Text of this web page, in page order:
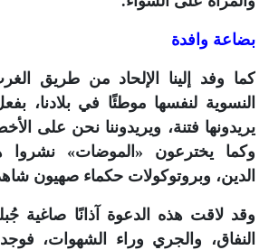
بضاعة وافدة
كما وفد إلينا الإلحاد من طريق
النسوية لنفسها موطئًا في بلادنا،
يريدونها فتنة، ويريدوننا نحن على
وكما يخترعون «الموضات» نشروا
الدين، وبروتوكولات حكماء صهيون
وقد لاقت هذه الدعوة آذانًا صاغية
النفاق، والجري وراء الشهوات،